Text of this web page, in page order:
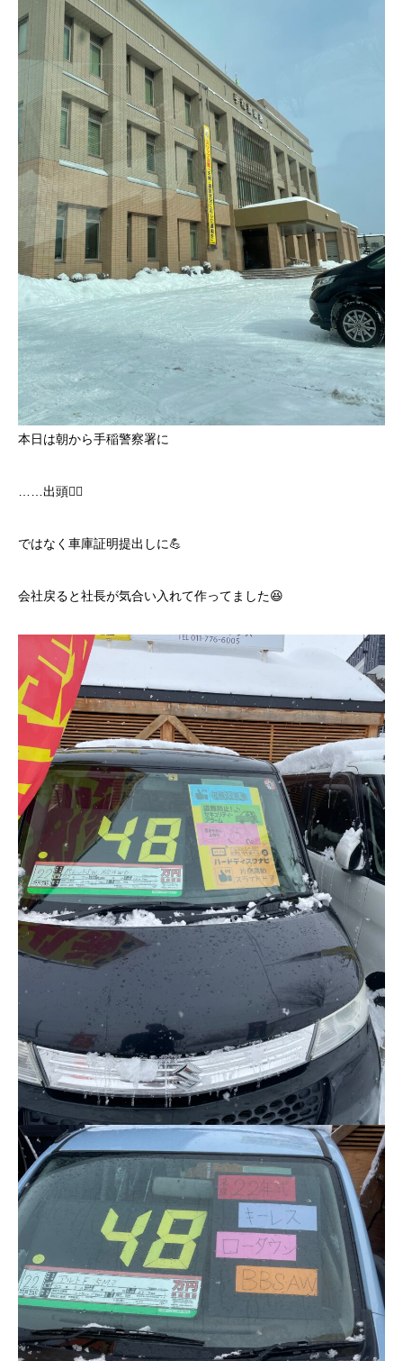
本日は朝から手稲警察署に
……出頭😮‍💨
ではなく車庫証明提出しに💪
会社戻ると社長が気合い入れて作ってました😆